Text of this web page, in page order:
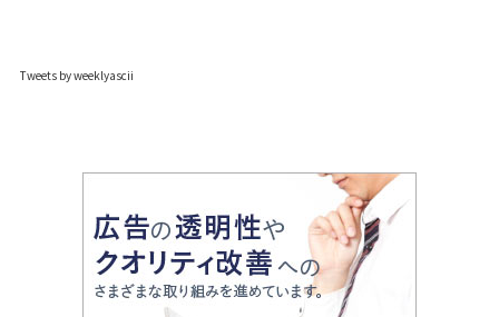
Tweets by weeklyascii